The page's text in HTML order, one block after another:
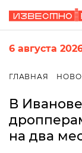
6 августа 2026
ГЛАВНАЯ
В
на два